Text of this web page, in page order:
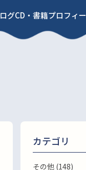
グCD・書籍プロフィ
カテゴリ
その他 (148)